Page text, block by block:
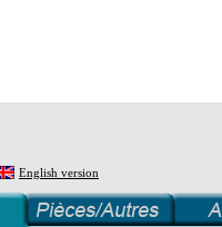
English version